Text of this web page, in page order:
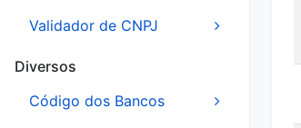
Validador de CNPJ
Diversos
Código dos Bancos